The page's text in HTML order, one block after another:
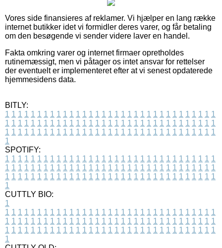
Vores side finansieres af reklamer. Vi hjælper en lang række
internet butikker idet vi formidler deres varer, og får betaling
om den besøgende vi sender videre laver en handel.
Fakta omkring varer og internet firmaer opretholdes
rutinemæssigt, men vi påtager os intet ansvar for rettelser
der eventuelt er implementeret efter at vi senest opdaterede
hjemmesidens data.
BITLY:
1 1 1 1 1 1 1 1 1 1 1 1 1 1 1 1 1 1 1 1 1 1 1 1 1 1 1 1 1 1 1 1 1
1 1 1 1 1 1 1 1 1 1 1 1 1 1 1 1 1 1 1 1 1 1 1 1 1 1 1 1 1 1 1 1 1
1 1 1 1 1 1 1 1 1 1 1 1 1 1 1 1 1 1 1 1 1 1 1 1 1 1 1 1 1 1 1 1 1
1
SPOTIFY:
1 1 1 1 1 1 1 1 1 1 1 1 1 1 1 1 1 1 1 1 1 1 1 1 1 1 1 1 1 1 1 1 1
1 1 1 1 1 1 1 1 1 1 1 1 1 1 1 1 1 1 1 1 1 1 1 1 1 1 1 1 1 1 1 1 1
1 1 1 1 1 1 1 1 1 1 1 1 1 1 1 1 1 1 1 1 1 1 1 1 1 1 1 1 1 1 1 1 1
1
CUTTLY BIO:
1
1 1 1 1 1 1 1 1 1 1 1 1 1 1 1 1 1 1 1 1 1 1 1 1 1 1 1 1 1 1 1 1 1
1 1 1 1 1 1 1 1 1 1 1 1 1 1 1 1 1 1 1 1 1 1 1 1 1 1 1 1 1 1 1 1 1
1 1 1 1 1 1 1 1 1 1 1 1 1 1 1 1 1 1 1 1 1 1 1 1 1 1 1 1 1 1 1 1 1
1